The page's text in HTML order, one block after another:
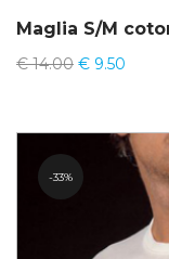
Maglia S/M
€14.00 € 9.50
33%